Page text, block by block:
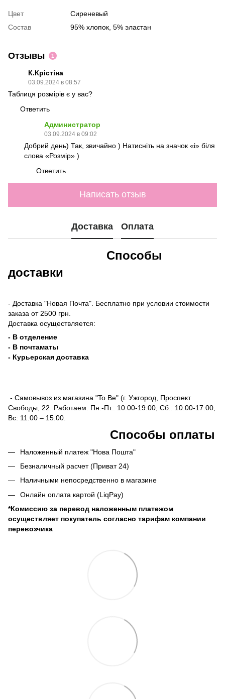
Цвет
Сиреневый
Состав
95% хлопок, 5% эластан
Отзывы 1
К.Крістіна
03.09.2024 в 08:57
Таблиця розмірів є у вас?
Ответить
Администратор
03.09.2024 в 09:02
Добрий день) Так, звичайно ) Натисніть на значок «і» біля
слова «Розмір» )
Ответить
Написать отзыв
Доставка Оплата
Способы
доставки
- Доставка "Новая Почта". Бесплатно при условии стоимости
заказа от 2500 грн.
Доставка осуществляется:
- В отделение
- В почтаматы
- Курьерская доставка
- Самовывоз из магазина "To Be" (г. Ужгород, Проспект
Свободы, 22. Работаем: Пн.-Пт.: 10.00-19.00, Сб.: 10.00-17.00,
Вс: 11.00 – 15.00.
Способы оплаты
Наложенный платеж "Нова Пошта"
Безналичный расчет (Приват 24)
Наличными непосредственно в магазине
Онлайн оплата картой (LiqPay)
*Комиссию за перевод наложенным платежом
осуществляет покупатель согласно тарифам компании
перевозчика